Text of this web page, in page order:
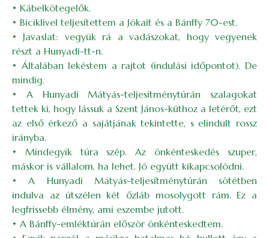
• Kábelkötegelők.
• Biciklivel teljesítettem a Jókait és a Bánffy 70-est.
• Javaslat: vegyük rá a vadászokat, hogy vegyenek
részt a Hunyadi-tt-n.
• Általában lekéstem a rajtot (indulási időpontot). De
mindig.
• A Hunyadi Mátyás-teljesítménytúrán szalagokat
tettek ki, hogy lássuk a Szent János-kúthoz a letérőt, ezt
az első érkező a sajátjának tekintette, s elindult rossz
irányba.
• Mindegyik túra szép. Az önkénteskedés szuper,
máskor is vállalom, ha lehet. Jó együtt kikapcsolódni.
• A Hunyadi Mátyás-teljesítménytúrán sötétben
indulva az útszélen két őzláb mosolygott rám. Ez a
legfrissebb élmény, ami eszembe jutott.
• A Bánffy-emléktúrán először önkénteskedtem.